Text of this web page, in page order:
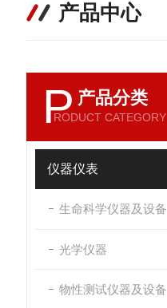
产品中心
P 产品分类
RODUCT CATEGORY
仪器仪表
生命科学仪器及设备
光学仪器
物性测试仪器及设备